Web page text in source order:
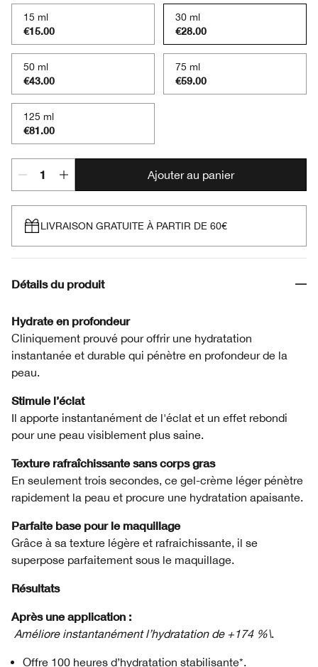
15 ml
€15.00
30 ml
€28.00
50 ml
€43.00
75 ml
€59.00
125 ml
€81.00
Ajouter au panier
LIVRAISON GRATUITE À PARTIR DE 60€
Détails du produit
Hydrate en profondeur
Cliniquement prouvé pour offrir une hydratation
instantanée et durable qui pénètre en profondeur de la
peau.
Stimule l’éclat
Il apporte instantanément de l'éclat et un effet rebondi
pour une peau visiblement plus saine.
Texture rafraîchissante sans corps gras
En seulement trois secondes, ce gel-crème léger pénètre
rapidement la peau et procure une hydratation apaisante.
Parfaite base pour le maquillage
Grâce à sa texture légère et rafraichissante, il se
superpose parfaitement sous le maquillage.
Résultats
Après une application :
Améliore instantanément l’hydratation de +174 %\.
Offre 100 heures d’hydratation stabilisante*.